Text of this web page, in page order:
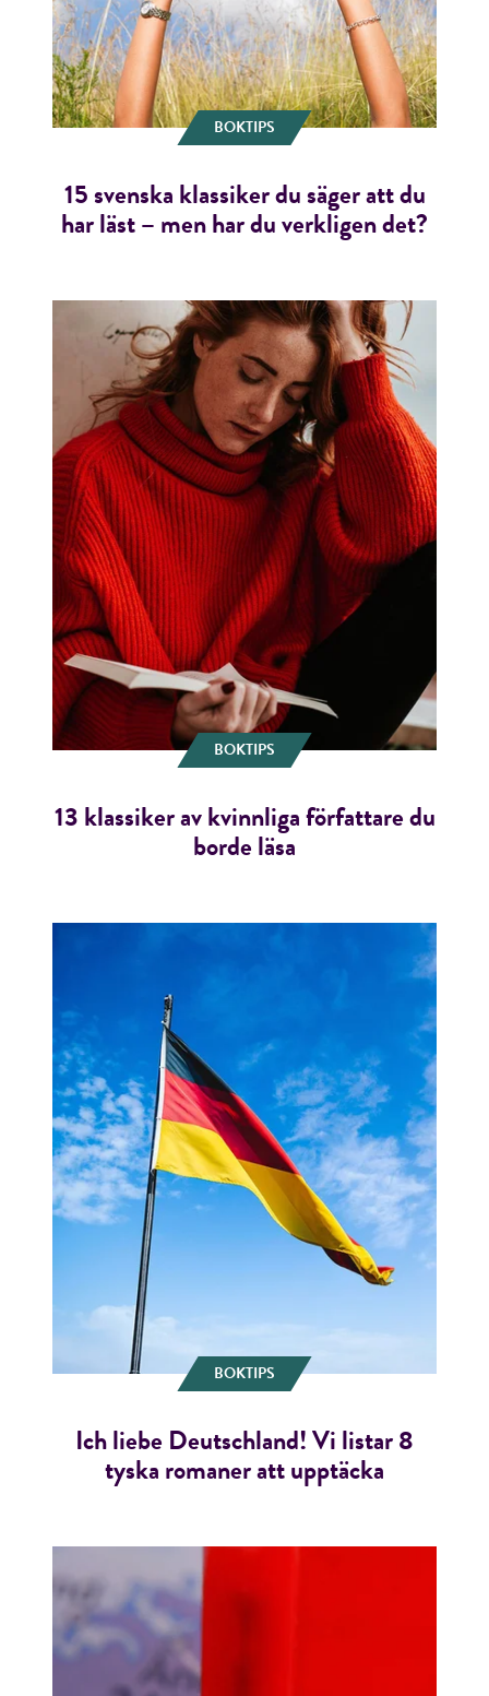
BOKTIPS
15 svenska klassiker du säger att du
har läst – men har du verkligen det?
BOKTIPS
13 klassiker av kvinnliga författare du
borde läsa
BOKTIPS
Ich liebe Deutschland! Vi listar 8
tyska romaner att upptäcka